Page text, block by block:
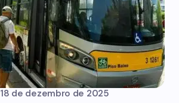
18 de dezembro de 2025